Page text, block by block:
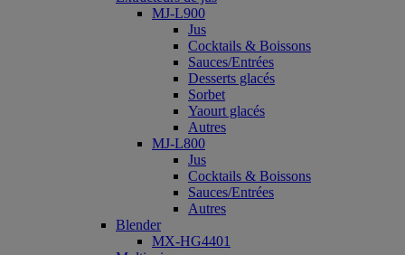
MJ-L900
Jus
Cocktails & Boissons
Sauces/Entrées
Desserts glacés
Sorbet
Yaourt glacés
Autres
MJ-L800
Jus
Cocktails & Boissons
Sauces/Entrées
Autres
Blender
MX-HG4401